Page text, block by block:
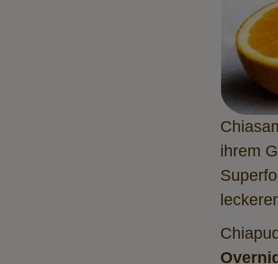
ihrem